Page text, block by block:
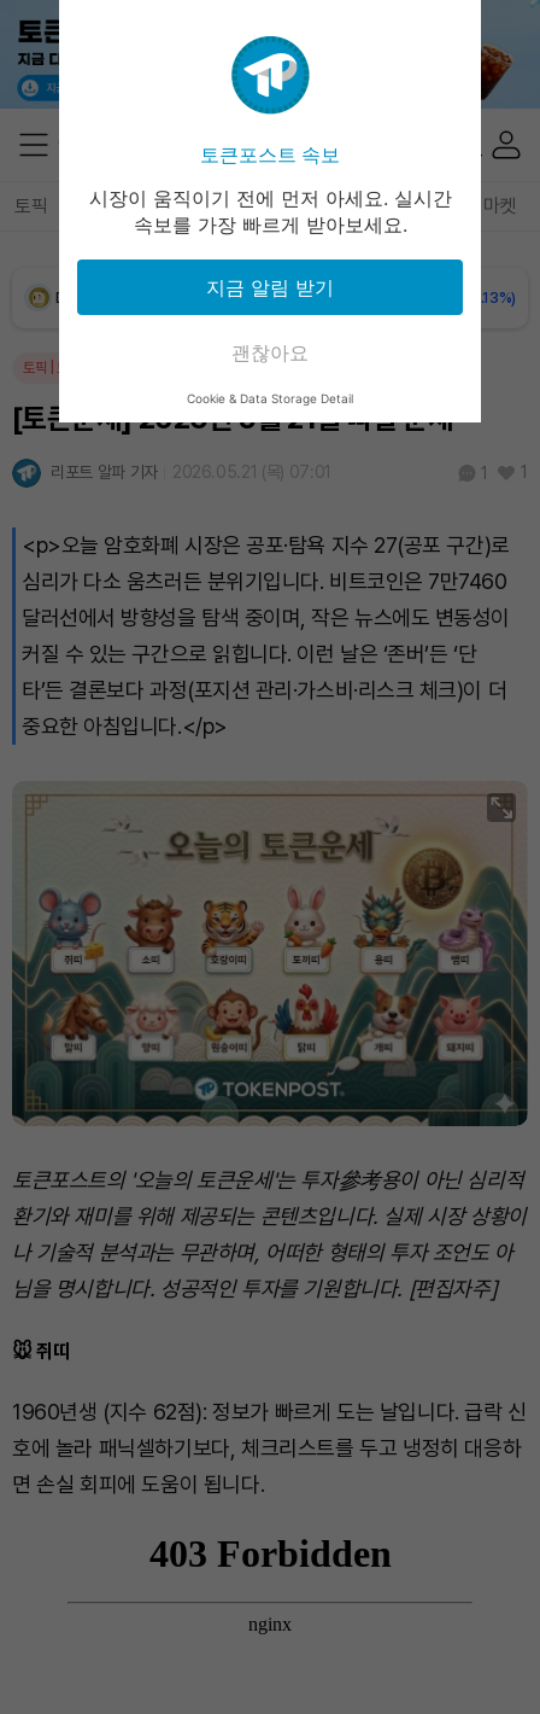
토픽 전체기사 암호화폐 블록체인 테크 경제 마켓
Solana (SOL) (+2.45%)
Dogecoin (DOGE) ₩
Bitcoin (BTC) (-0.36%)
토픽 토큰운세
[토큰운세] 2026년 5월 21일 띠별 운세
리포트 알파 기자 2026.05.21 (목) 07:01 1 1
<p>오늘 암호화폐 시장은 공포·탐욕 지수 27(공포 구간)로
심리가 다소 움츠러든 분위기입니다. 비트코인은 7만7460
달러선에서 방향성을 탐색 중이며, 작은 뉴스에도 변동성이
커질 수 있는 구간으로 읽힙니다. 이런 날은 ‘존버’든 ‘단
타’든 결론보다 과정(포지션 관리·가스비·리스크 체크)이 더
중요한 아침입니다.</p>
토큰포스트의 '오늘의 토큰운세'는 투자參考용이 아닌 심리적
환기와 재미를 위해 제공되는 콘텐츠입니다. 실제 시장 상황이
나 기술적 분석과는 무관하며, 어떠한 형태의 투자 조언도 아
님을 명시합니다. 성공적인 투자를 기원합니다. [편집자주]
🐭 쥐띠
1960년생 (지수 62점): 정보가 빠르게 도는 날입니다. 급락 신
호에 놀라 패닉셀하기보다, 체크리스트를 두고 냉정히 대응하
면 손실 회피에 도움이 됩니다.
토큰포스트 속보
시장이 움직이기 전에 먼저 아세요. 실시간
속보를 가장 빠르게 받아보세요.
지금 알림 받기
괜찮아요
Cookie & Data Storage Detail